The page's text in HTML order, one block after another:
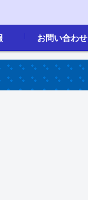
)
お問い合わせ
問い合わせ
理店一覧
産終了